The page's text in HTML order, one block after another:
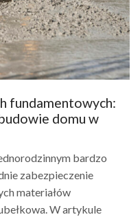
fundamentowych:
domu w
bardzo
zabezpieczenie
materiałów
W artykule